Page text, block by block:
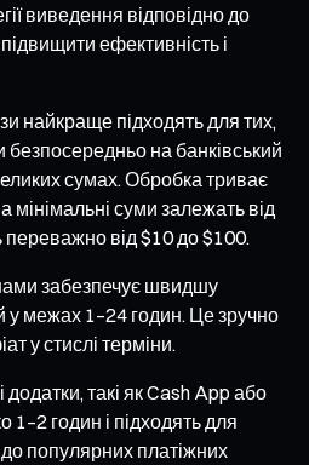
виведення відповідно до
ефективність і
найкраще підходять для тих,
на банківський
сумах. Обробка триває
мінімальні суми залежать від
від $10 до $100.
забезпечує швидшу
у межах 1–24 годин. Це зручно
у стислі терміни.
такі як Cash App або
1–2 годин і підходять для
до популярних платіжних